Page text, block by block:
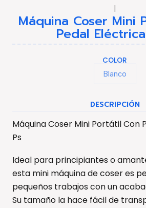
|
Máquina Coser Mini
Pedal
COLOR
Blanco
DESCRIPCIÓN
Máquina Coser Mini Portátil Con
Ps
Ideal para principiantes o
esta mini máquina de coser es
pequeños trabajos con un
Su tamaño la hace fácil de